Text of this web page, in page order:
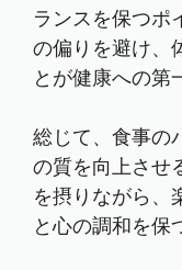
ランスを保つポ
の偏りを避け、
とが健康への第
総じて、食事の
の質を向上させ
を摂りながら、
と心の調和を保